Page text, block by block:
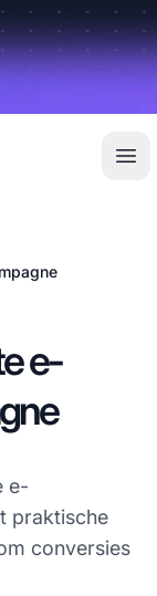
e-
e-
praktische
conversies